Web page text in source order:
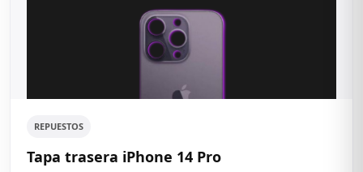
REPUESTOS
Tapa trasera iPhone 14 Pro